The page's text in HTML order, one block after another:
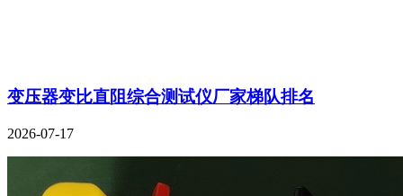
变压器变比直阻综合测试仪厂家梯队排名
2026-07-17